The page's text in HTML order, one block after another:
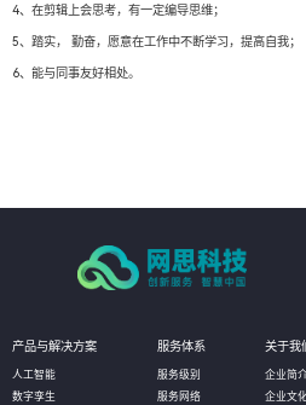
4、在剪辑上会思考，有一定编导思维；
5、踏实， 勤奋，愿意在工作中不断学习，提高自我；
6、能与同事友好相处。
产品与解决方案
人工智能
数字孪生
服务体系
服务级别
服务网络
关于我
企业简
企业文